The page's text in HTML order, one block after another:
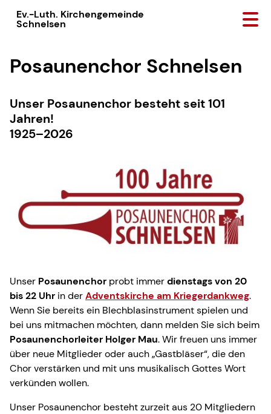
Ev.-Luth. Kirchengemeinde
Schnelsen
Posaunenchor Schnelsen
Unser Posaunenchor besteht seit 101
Jahren!
1925–2026
Unser Posaunenchor probt immerdienstags von 20
bis 22 Uhr in derAdventskirche am Kriegerdankweg.
Wenn Sie bereits ein Blechblasinstrument spielen und
bei uns mitmachen möchten, dann melden Sie sich beim
Posaunenchorleiter Holger Mau. Wir freuen uns immer
über neue Mitglieder oder auch „Gastbläser“, die den
Chor verstärken und mit uns musikalisch Gottes Wort
verkünden wollen.
Unser Posaunenchor besteht zurzeit aus 20 Mitgliedern